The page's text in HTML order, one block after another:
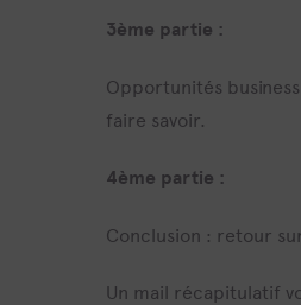
3ème partie :
Opportunités
faire savoir.
4ème partie :
Conclusion : retour
Un mail récapitulatif